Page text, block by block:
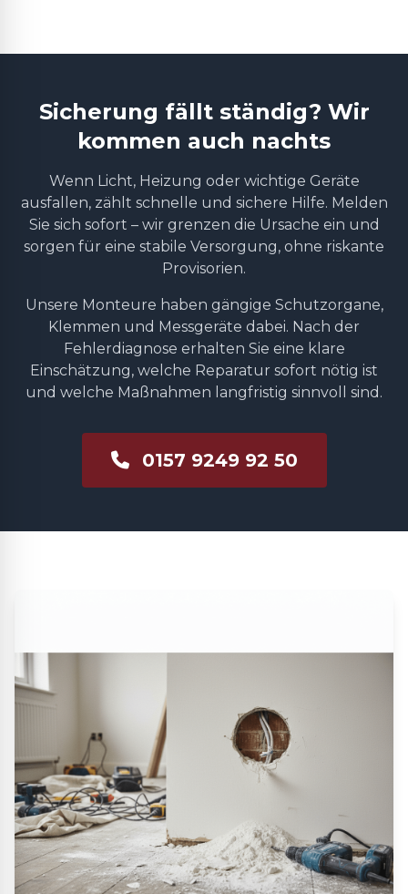
Sicherung fällt ständig? Wir
kommen auch nachts
Wenn Licht, Heizung oder wichtige Geräte
ausfallen, zählt schnelle und sichere Hilfe. Melden
Sie sich sofort – wir grenzen die Ursache ein und
sorgen für eine stabile Versorgung, ohne riskante
Provisorien.
Unsere Monteure haben gängige Schutzorgane,
Klemmen und Messgeräte dabei. Nach der
Fehlerdiagnose erhalten Sie eine klare
Einschätzung, welche Reparatur sofort nötig ist
und welche Maßnahmen langfristig sinnvoll sind.
0157 9249 92 50